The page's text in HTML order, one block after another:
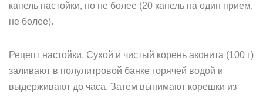
капель настойки, но не более (20 капель на один прием,
не более).
Рецепт настойки. Сухой и чистый корень аконита (100 г)
заливают в полулитровой банке горячей водой и
выдерживают до часа. Затем вынимают корешки из